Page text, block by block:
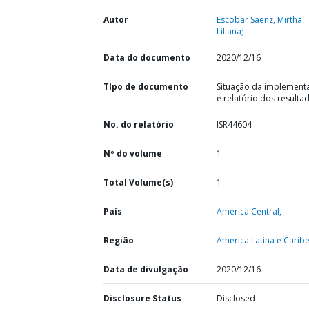
Autor
Escobar Saenz, Mirtha
Liliana;
Data do documento 2020/12/16
TIpo de documento
Situação da
e relatório dos
No. do relatório ISR44604
Nº do volume 1
Total Volume(s) 1
País América Central,
Região América Latina e
Data de divulgação 2020/12/16
Disclosure Status Disclosed